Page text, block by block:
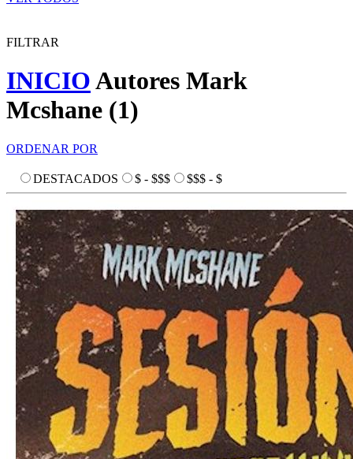
FILTRAR
INICIOAutores Mark
Mcshane (1)
ORDENAR POR
DESTACADOS $ - $$$ $$$ - $